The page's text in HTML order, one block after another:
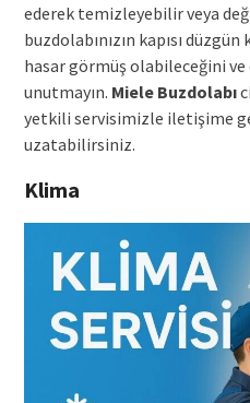
ederek temizleyebilir veya
buzdolabınızın kapısı
hasar görmüş olabileceğini
unutmayın. Miele Buzdolabı
yetkili servisimizle iletişime
uzatabilirsiniz.
Klima